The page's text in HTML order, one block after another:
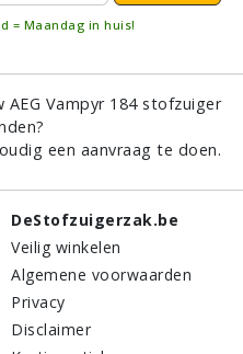
= Maandag in huis!
Vampyr 184 stofzuiger
een aanvraag te doen.
DeStofzuigerzak.be
Veilig winkelen
Algemene voorwaarden
Privacy
Disclaimer